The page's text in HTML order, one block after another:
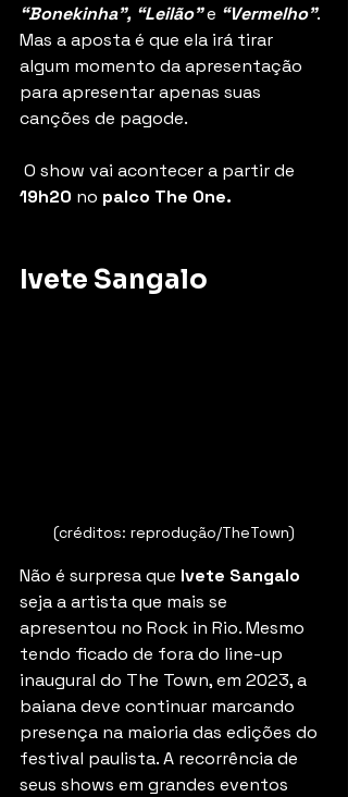
“Bonekinha”, “Leilão” e “Vermelho”.
Mas a aposta é que ela irá tirar
algum momento da apresentação
para apresentar apenas suas
canções de pagode.
O show vai acontecer a partir de
19h20 no palco The One.
Ivete Sangalo
(créditos: reprodução/TheTown)
Não é surpresa que Ivete Sangalo
seja a artista que mais se
apresentou no Rock in Rio. Mesmo
tendo ficado de fora do line-up
inaugural do The Town, em 2023, a
baiana deve continuar marcando
presença na maioria das edições do
festival paulista. A recorrência de
seus shows em grandes eventos